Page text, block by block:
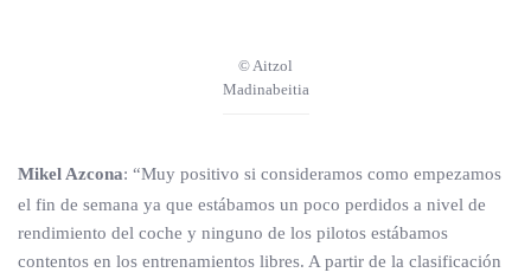
© Aitzol
Madinabeitia
Mikel Azcona: “Muy positivo si consideramos como empezamos
el fin de semana ya que estábamos un poco perdidos a nivel de
rendimiento del coche y ninguno de los pilotos estábamos
contentos en los entrenamientos libres. A partir de la clasificación